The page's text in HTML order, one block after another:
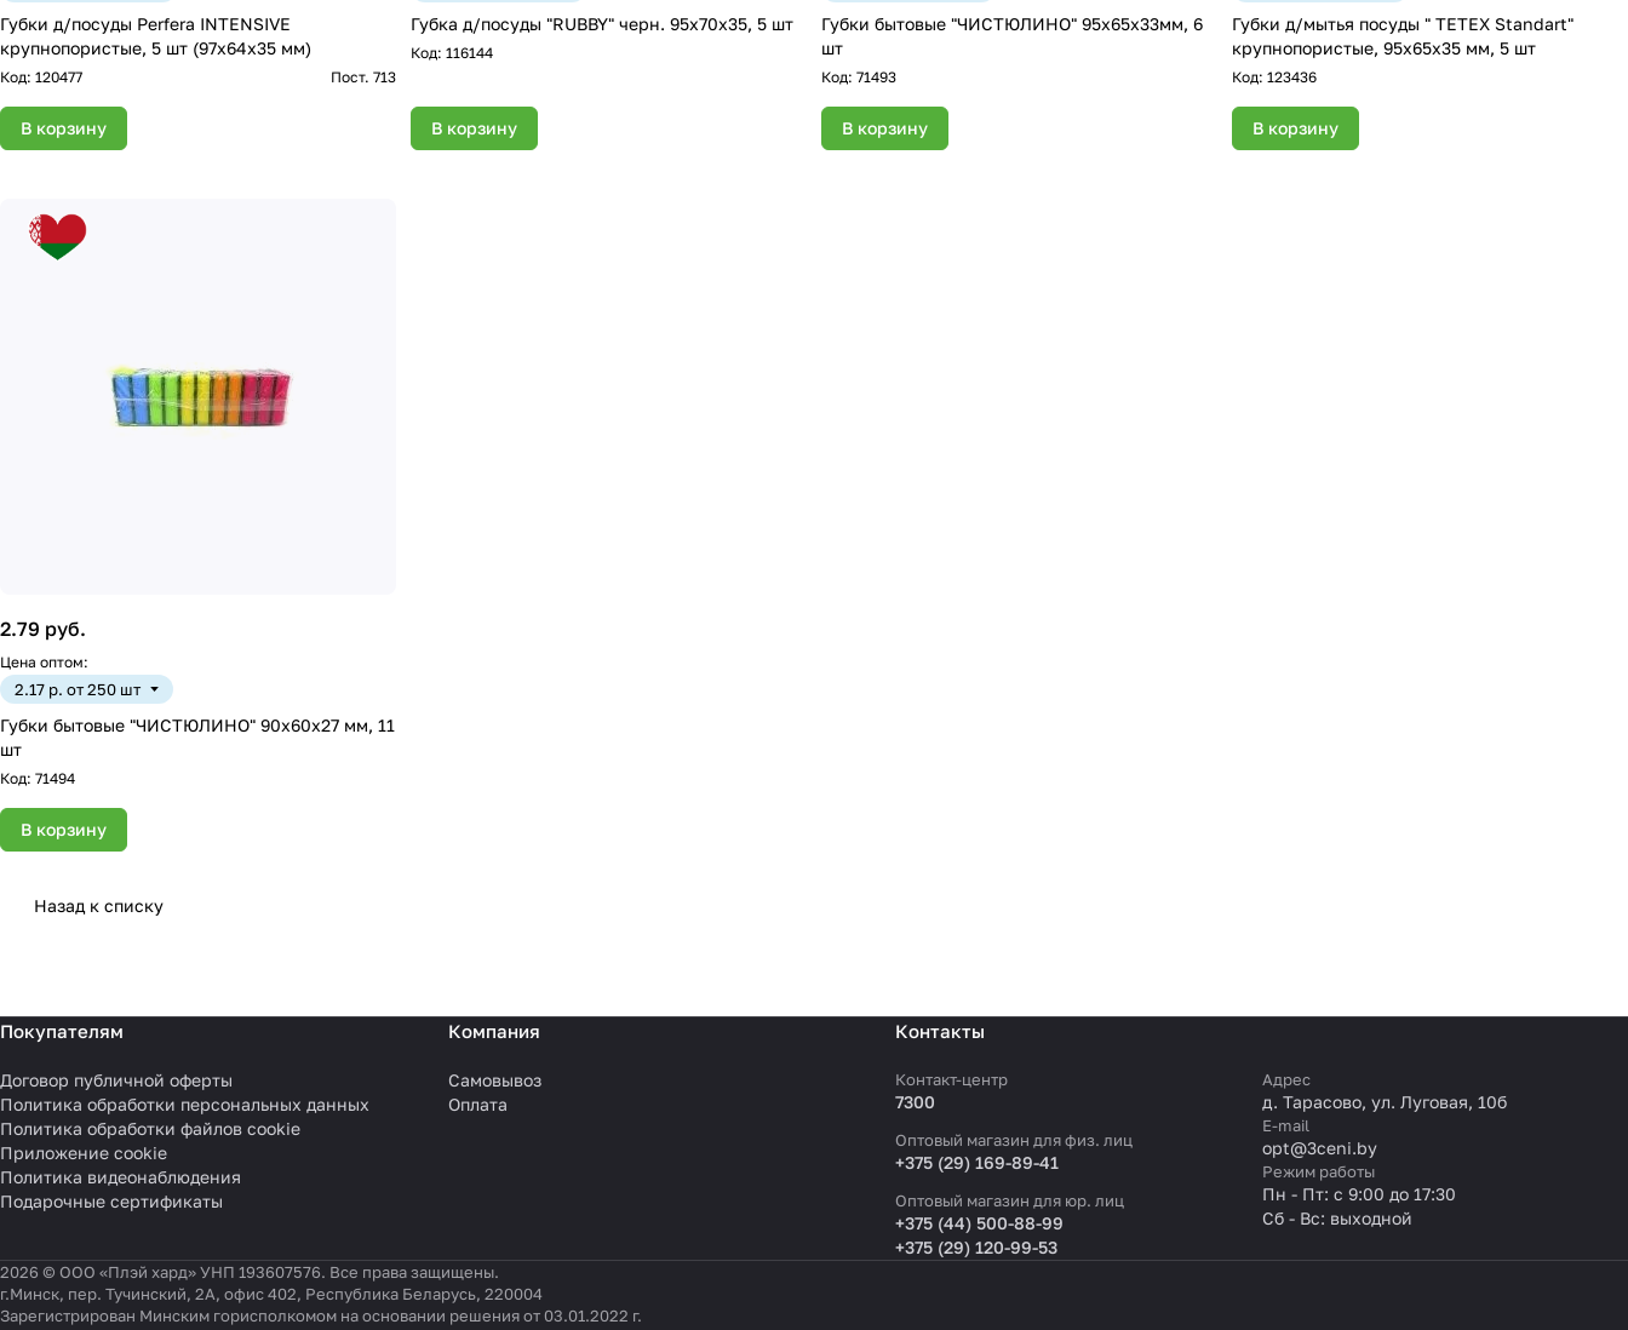
Губки д/посуды Perfera INTENSIVE
крупнопористые, 5 шт (97х64х35 мм)
Код: 120477 Пост. 713
В корзину
Губка д/посуды "RUBBY" черн. 95x70x35, 5 шт
Код: 116144
В корзину
Губки бытовые "ЧИСТЮЛИНО" 95х65х33мм, 6
шт
Код: 71493
В корзину
Губки д/мытья посуды " TETEX Standart"
крупнопористые, 95х65х35 мм, 5 шт
Код: 123436
В корзину
2.79 руб.
Цена оптом:
2.17 р. от 250 шт
Губки бытовые "ЧИСТЮЛИНО" 90х60х27 мм, 11
шт
Код: 71494
В корзину
Назад к списку
Покупателям
Договор публичной оферты
Политика обработки персональных данных
Политика обработки файлов cookie
Приложение cookie
Политика видеонаблюдения
Подарочные сертификаты
Компания
Самовывоз
Оплата
Контакты
Контакт-центр
7300
Оптовый магазин для физ. лиц
+375 (29) 169-89-41
Оптовый магазин для юр. лиц
+375 (44) 500-88-99
+375 (29) 120-99-53
Адрес
д. Тарасово, ул. Луговая, 10б
E-mail
opt@3ceni.by
Режим работы
Пн - Пт: с 9:00 до 17:30
Сб - Вс: выходной
2026 © ООО «Плэй хард» УНП 193607576. Все права защищены.
г.Минск, пер. Тучинский, 2А, офис 402, Республика Беларусь, 220004
Зарегистрирован Минским горисполкомом на основании решения от 03.01.2022 г.